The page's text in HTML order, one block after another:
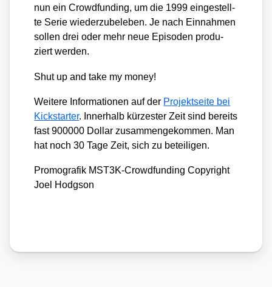
nun ein Crowd­fun­ding, um die 1999 ein­ge­stell­
te Serie wie­der­zu­be­le­ben. Je nach Ein­nah­men
sol­len drei oder mehr neue Epi­so­den pro­du­
ziert wer­den.
Shut up and take my money!
Wei­te­re Infor­ma­tio­nen auf der Pro­jekt­sei­te bei
Kick­star­ter. Inner­halb kür­zes­ter Zeit sind bereits
fast 900000 Dol­lar zusam­men­ge­kom­men. Man
hat noch 30 Tage Zeit, sich zu betei­li­gen.
Pro­mo­gra­fik MST3K-Crowd­fun­ding Copy­right
Joel Hodgson